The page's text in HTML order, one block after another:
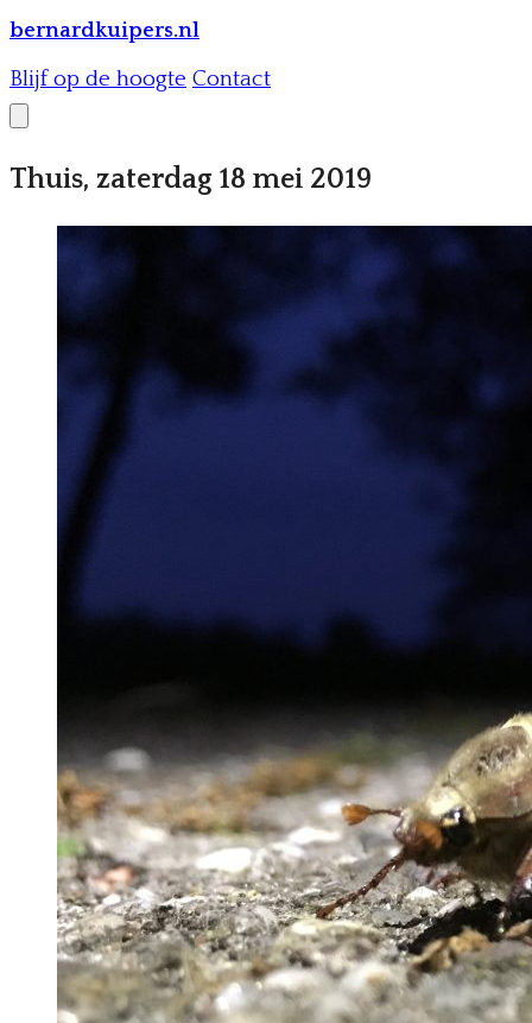
bernardkuipers.nl
Blijf op de hoogte Contact
Thuis, zaterdag 18 mei 2019